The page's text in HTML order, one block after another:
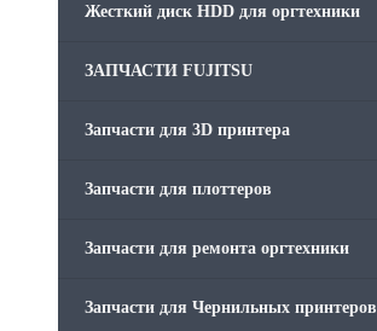
Жесткий диск HDD для оргтехники
ЗАПЧАСТИ FUJITSU
Запчасти для 3D принтера
Запчасти для плоттеров
Запчасти для ремонта оргтехники
Запчасти для Чернильных принтеров